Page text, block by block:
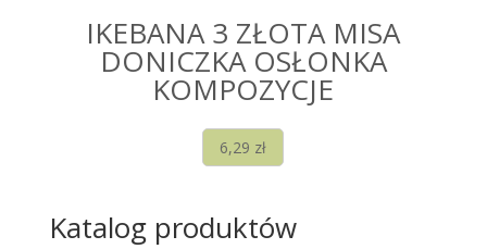
IKEBANA 3 ZŁOTA MISA
DONICZKA OSŁONKA
KOMPOZYCJE
6,29 zł
Katalog produktów